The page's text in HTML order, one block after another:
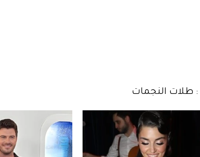
: طلات النجمات